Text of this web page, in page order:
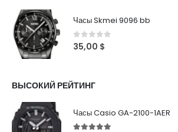
Часы Skmei 9096 bb
0out of 5
35,00 $
ВЫСОКИЙ РЕЙТИНГ
Часы Casio GA-2100-1AER